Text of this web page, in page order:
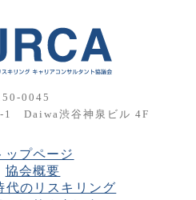
0045
1 Daiwa渋谷神泉ビル 4F
ップページ
協会概要
代のリスキリング